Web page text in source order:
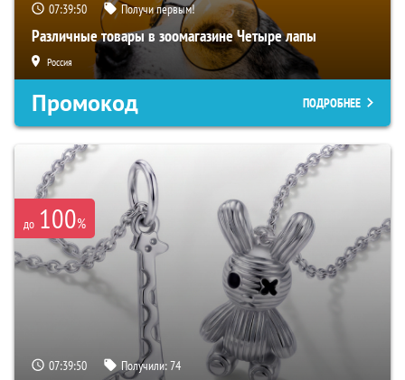
07:39:49 Получи первым!
Различные товары в зоомагазине Четыре лапы
Россия
Промокод ПОДРОБНЕЕ
до 100%
07:39:49 Получили:74